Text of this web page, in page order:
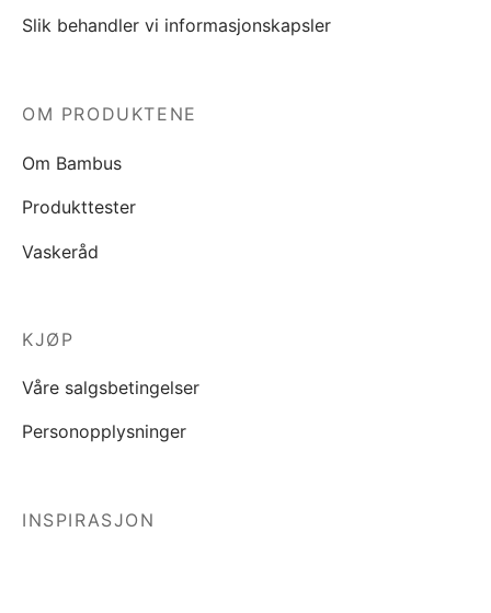
Slik behandler vi informasjonskapsler
OM PRODUKTENE
Om Bambus
Produkttester
Vaskeråd
KJØP
Våre salgsbetingelser
Personopplysninger
INSPIRASJON